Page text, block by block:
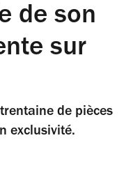
de son
sur
de pièces
exclusivité.